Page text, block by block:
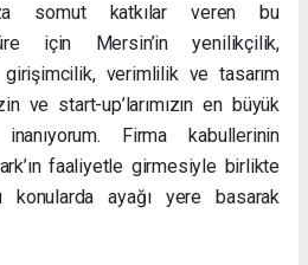
somut katkılar veren bu
için Mersin’in yenilikçilik,
verimlilik ve tasarım
ve start-up’larımızın en büyük
Firma kabullerinin
faaliyetle girmesiyle birlikte
ayağı yere basarak